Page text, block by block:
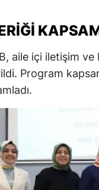
Muş
Niğde
aile içi iletişim ve
Program